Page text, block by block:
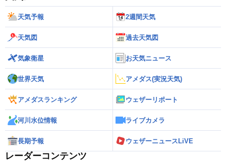
天気予報 2週間天気
天気図 過去天気図
気象衛星 お天気ニュース
世界天気 アメダス(実況天気)
アメダスランキング ウェザーリポート
河川水位情報 ライブカメラ
長期予報 ウェザーニュースLiVE
レーダーコンテンツ